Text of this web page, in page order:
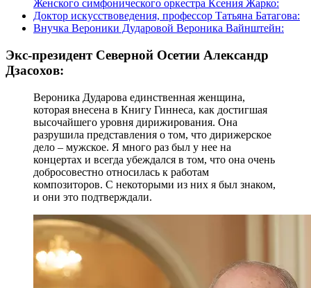
Женского симфонического оркестра Ксения Жарко:
Доктор искусствоведения, профессор Татьяна Батагова:
Внучка Вероники Дударовой Вероника Вайнштейн:
Экс-президент Северной Осетии Александр
Дзасохов:
Вероника Дударова единственная женщина,
которая внесена в Книгу Гиннеса, как достигшая
высочайшего уровня дирижирования. Она
разрушила представления о том, что дирижерское
дело – мужское. Я много раз был у нее на
концертах и всегда убеждался в том, что она очень
добросовестно относилась к работам
композиторов. С некоторыми из них я был знаком,
и они это подтверждали.